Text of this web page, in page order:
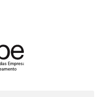
Empresas